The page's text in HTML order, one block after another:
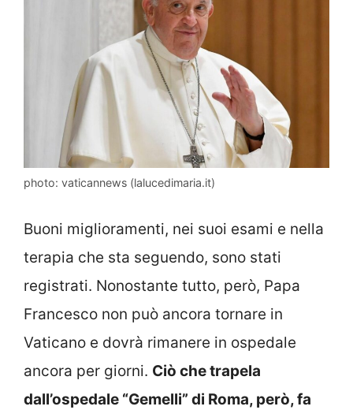
photo: vaticannews (lalucedimaria.it)
Buoni miglioramenti, nei suoi esami e nella
terapia che sta seguendo, sono stati
registrati. Nonostante tutto, però, Papa
Francesco non può ancora tornare in
Vaticano e dovrà rimanere in ospedale
ancora per giorni. Ciò che trapela
dall’ospedale “Gemelli” di Roma, però, fa